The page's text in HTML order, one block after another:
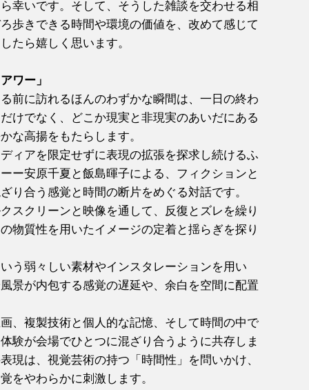
幸いです。そして、そうした雑談を交わせる相
歩きできる時間や環境の価値を、改めて感じて
たら嬉しく思います。
ワー」
前に訪れるほんのわずかな瞬間は、一日の終わ
けでなく、どこか現実と非現実のあいだにある
な高揚をもたらします。
ィアを限定せずに表現の拡張を探求し続けるふ
ー安原千夏と飯島暉子による、フィクションと
り合う感覚と時間の断片をめぐる対話です。
スクリーンと映像を通して、反復とズレを繰り
物質性を用いたイメージの定着と揺らぎを探り
う弱々しい素材やインスタレーションを用い
景が内包する感覚の遅延や、余白を空間に配置
、複製技術と個人的な記憶、そして時間の中で
験が会場でひとつに混ざり合うように共存しま
現は、視覚芸術の持つ「時間性」を問いかけ、
をやわらかに刺激します。